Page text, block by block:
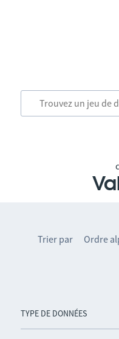
TYPE DE DONNÉES
Trier par Ordre